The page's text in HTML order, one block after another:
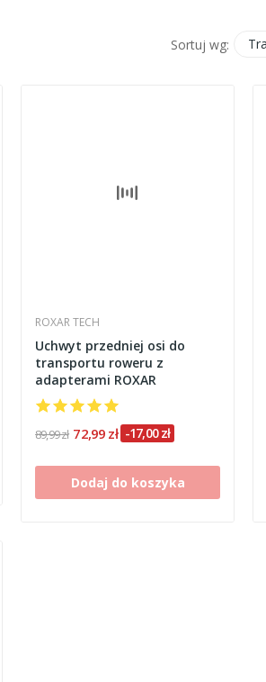
Sortuj wg:
ROXAR TECH
Uchwyt przedniej osi do
transportu roweru z
adapterami ROXAR
89,99 zł 72,99 zł -17,00 zł
Dodaj do koszyka